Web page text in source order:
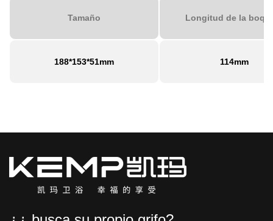
Tamaño Longitud de la
188*153*51mm 114mm